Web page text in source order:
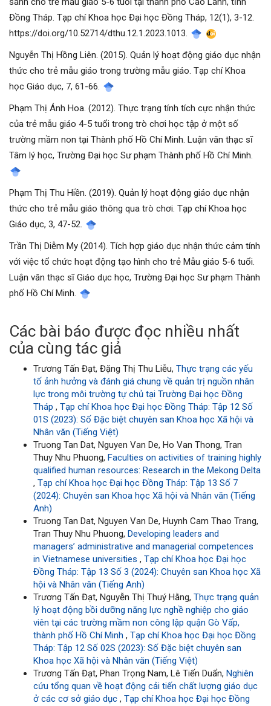
Đồng Tháp. Tạp chí Khoa học Đại học Đồng Tháp, 12(1), 3-12.
https://doi.org/10.52714/dthu.12.1.2023.1013.
Nguyễn Thị Hồng Liên. (2015). Quản lý hoạt động giáo dục nhận
thức cho trẻ mẫu giáo trong trường mẫu giáo. Tạp chí Khoa
học Giáo dục, 7, 61-66.
Phạm Thị Ánh Hoa. (2012). Thực trạng tính tích cực nhận thức
của trẻ mẫu giáo 4-5 tuổi trong trò chơi học tập ở một số
trường mầm non tại Thành phố Hồ Chí Minh. Luận văn thạc sĩ
Tâm lý học, Trường Đại học Sư phạm Thành phố Hồ Chí Minh.
Phạm Thị Thu Hiền. (2019). Quản lý hoạt động giáo dục nhận
thức cho trẻ mẫu giáo thông qua trò chơi. Tạp chí Khoa học
Giáo dục, 3, 47-52.
Trần Thị Diễm My (2014). Tích hợp giáo dục nhận thức cảm tính
với việc tổ chức hoạt động tạo hình cho trẻ Mẫu giáo 5-6 tuổi.
Luận văn thạc sĩ Giáo dục học, Trường Đại học Sư phạm Thành
phố Hồ Chí Minh.
Các bài báo được đọc nhiều nhất
của cùng tác giả
Trương Tấn Đạt, Đặng Thị Thu Liễu, Thực trạng các yếu
tố ảnh hưởng và đánh giá chung về quản trị nguồn nhân
lực trong môi trường tự chủ tại Trường Đại học Đồng
Tháp , Tạp chí Khoa học Đại học Đồng Tháp: Tập 12 Số
01S (2023): Số Đặc biệt chuyên san Khoa học Xã hội và
Nhân văn (Tiếng Việt)
Truong Tan Dat, Nguyen Van De, Ho Van Thong, Tran
Thuy Nhu Phuong, Faculties on activities of training highly
qualified human resources: Research in the Mekong Delta
, Tạp chí Khoa học Đại học Đồng Tháp: Tập 13 Số 7
(2024): Chuyên san Khoa học Xã hội và Nhân văn (Tiếng
Anh)
Truong Tan Dat, Nguyen Van De, Huynh Cam Thao Trang,
Tran Thuy Nhu Phuong, Developing leaders and
managers’ administrative and managerial competences
in Vietnamese universities , Tạp chí Khoa học Đại học
Đồng Tháp: Tập 13 Số 3 (2024): Chuyên san Khoa học Xã
hội và Nhân văn (Tiếng Anh)
Trương Tấn Đạt, Nguyễn Thị Thuý Hằng, Thực trạng quản
lý hoạt động bồi dưỡng năng lực nghề nghiệp cho giáo
viên tại các trường mầm non công lập quận Gò Vấp,
thành phố Hồ Chí Minh , Tạp chí Khoa học Đại học Đồng
Tháp: Tập 12 Số 02S (2023): Số Đặc biệt chuyên san
Khoa học Xã hội và Nhân văn (Tiếng Việt)
Trương Tấn Đạt, Phan Trọng Nam, Lê Tiến Duẩn, Nghiên
cứu tổng quan về hoạt động cải tiến chất lượng giáo dục
ở các cơ sở giáo dục , Tạp chí Khoa học Đại học Đồng